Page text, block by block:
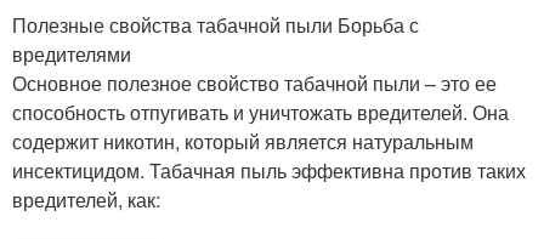
Полезные свойства табачной пыли Борьба с
вредителями
Основное полезное свойство табачной пыли – это ее
способность отпугивать и уничтожать вредителей. Она
содержит никотин, который является натуральным
инсектицидом. Табачная пыль эффективна против таких
вредителей, как: